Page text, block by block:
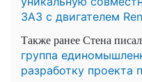
ЗАЗ с двигателем
Также ранее Стена
группа
разработку проекта